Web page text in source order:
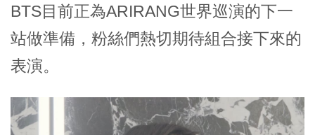
BTS目前正為ARIRANG世界巡演的下一
站做準備，粉絲們熱切期待組合接下來的
表演。